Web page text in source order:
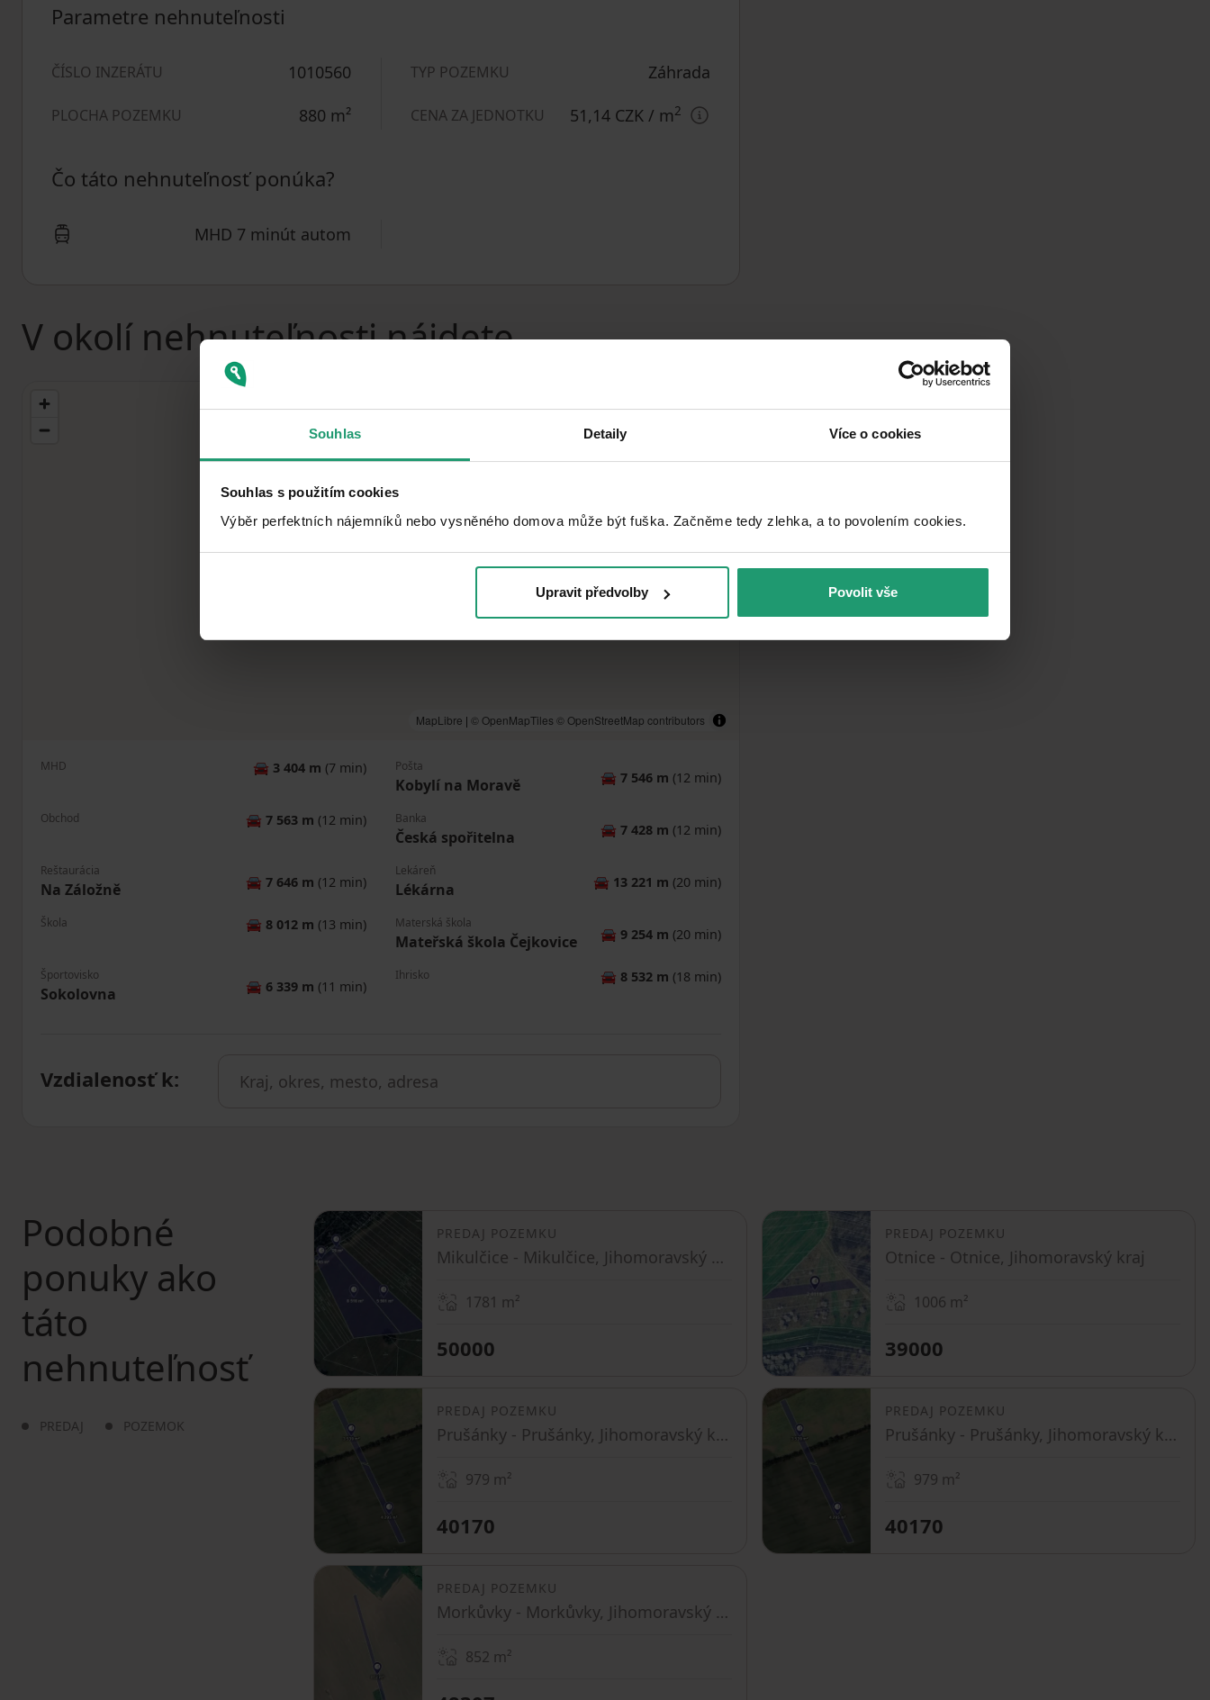
Souhlas Detaily Více o cookies
Souhlas s použitím cookies
Výběr perfektních nájemníků nebo vysněného domova může být fuška. Začněme tedy zlehka, a to povolením cookies.​
Upravit předvolby Povolit vše
Parametre nehnuteľnosti
ČÍSLO INZERÁTU 1010560
PLOCHA POZEMKU 880 m²
TYP POZEMKU Záhrada
CENA ZA JEDNOTKU 51,14 CZK/ m2
Čo táto nehnuteľnosť ponúka?
MHD 7 minút autom
V okolí nehnuteľnosti nájdete
MapLibre | © OpenMapTiles © OpenStreetMap contributors
MHD 🚘 3 404 m (7 min) Pošta
Kobylí na Moravě 🚘 7 546 m (12 min)
Obchod 🚘 7 563 m (12 min) Banka
Česká spořitelna 🚘 7 428 m (12 min)
Reštaurácia
Na Záložně 🚘 7 646 m (12 min)
Lekáreň
Lékárna 🚘 13 221 m (20 min)
Škola 🚘 8 012 m (13 min) Materská škola
Mateřská škola Čejkovice 🚘 9 254 m (20 min)
Športovisko
Sokolovna 🚘 6 339 m (11 min)
Ihrisko 🚘 8 532 m (18 min)
Vzdialenosť k:
Podobné
ponuky ako
táto
nehnuteľnosť
PREDAJ POZEMOK
PREDAJ POZEMKU
Mikulčice - Mikulčice, Jihomoravský kraj
1781 m²
50000
PREDAJ POZEMKU
Otnice - Otnice, Jihomoravský kraj
1006 m²
39000
PREDAJ POZEMKU
Prušánky - Prušánky, Jihomoravský kraj
979 m²
40170
PREDAJ POZEMKU
Prušánky - Prušánky, Jihomoravský kraj
979 m²
40170
PREDAJ POZEMKU
Morkůvky - Morkůvky, Jihomoravský kraj
852 m²